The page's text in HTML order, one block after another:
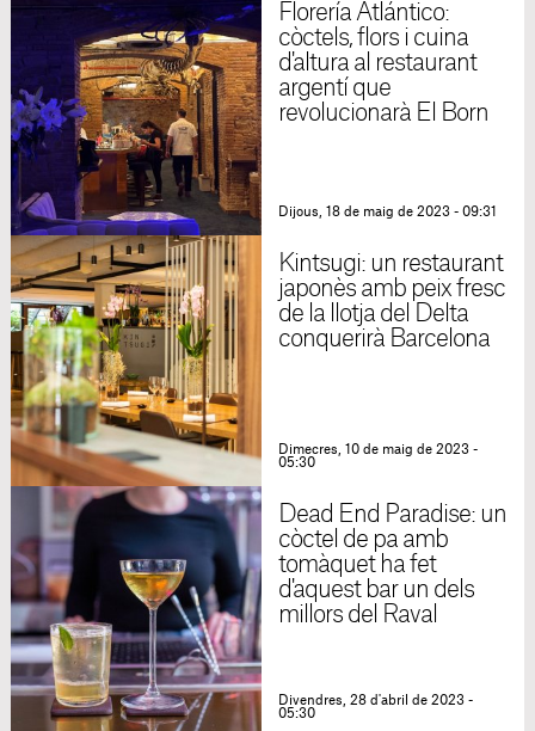
Florería Atlántico:
còctels, flors i cuina
d'altura al restaurant
argentí que
revolucionarà El Born
Dijous, 18 de maig de 2023 - 09:31
Kintsugi: un restaurant
japonès amb peix fresc
de la llotja del Delta
conquerirà Barcelona
Dimecres, 10 de maig de 2023 -
05:30
Dead End Paradise: un
còctel de pa amb
tomàquet ha fet
d'aquest bar un dels
millors del Raval
Divendres, 28 d'abril de 2023 -
05:30